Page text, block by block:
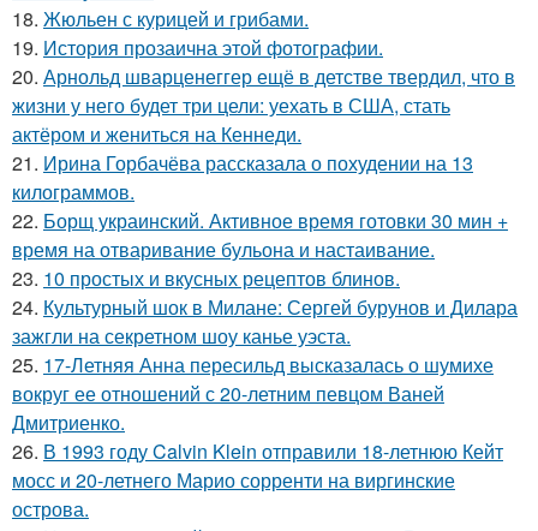
18. Жюльен с курицей и грибами.
19. История прозаична этой фотографии.
20. Арнольд шварценеггер ещё в детстве твердил, что в
жизни у него будет три цели: уехать в США, стать
актёром и жениться на Кеннеди.
21. Ирина Горбачёва рассказала о похудении на 13
килограммов.
22. Борщ украинский. Активное время готовки 30 мин +
время на отваривание бульона и настаивание.
23. 10 простых и вкусных рецептов блинов.
24. Культурный шок в Милане: Сергей бурунов и Дилара
зажгли на секретном шоу канье уэста.
25. 17-Летняя Анна пересильд высказалась о шумихе
вокруг ее отношений с 20-летним певцом Ваней
Дмитриенко.
26. В 1993 году Calvin Klein отправили 18-летнюю Кейт
мосс и 20-летнего Марио сорренти на виргинские
острова.